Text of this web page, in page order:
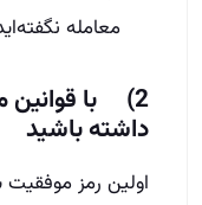
معامله
2) با قوانین
داشته باشید
اولین رمز موفقیت